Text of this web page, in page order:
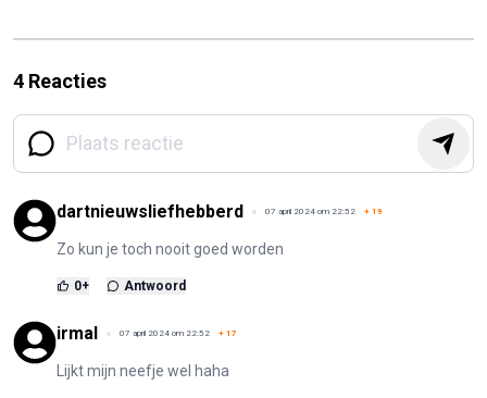
4 Reacties
dartnieuwsliefhebberd 07 april 2024 om 22:52 + 19
Zo kun je toch nooit goed worden
0+ Antwoord
irmal 07 april 2024 om 22:52 + 17
Lijkt mijn neefje wel haha